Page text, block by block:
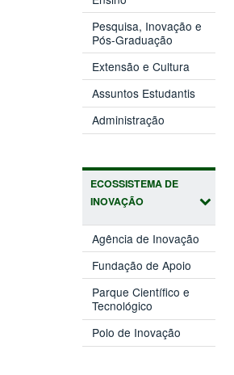
em
nova
janela)
Pesquisa, Inovação e
Pós-Graduação (abre
em
nova
janela)
Extensão e Cultura
em
nova
janela)
Assuntos Estudantis(abre
em
janela)
Administração
em
ECOSSISTEMA DE
INOVAÇÃO
Agência de Inovação
em
janela)
Fundação de Apoio
em
Parque Científico e
Tecnológico
em
nova
janela)
Polo de Inovação
em